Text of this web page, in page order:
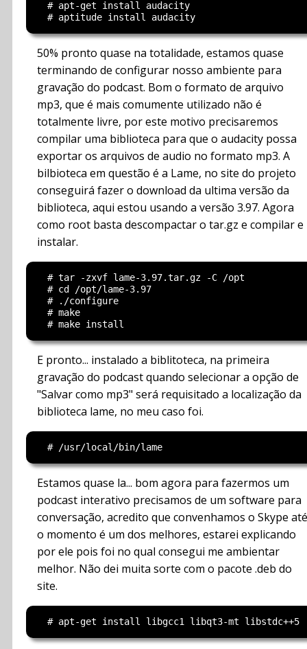
  # apt-get install audacity
50% pronto quase na totalidade, estamos quase
terminando de configurar nosso ambiente para
gravação do podcast. Bom o formato de arquivo
mp3, que é mais comumente utilizado não é
totalmente livre, por este motivo precisaremos
compilar uma biblioteca para que o audacity possa
exportar os arquivos de audio no formato mp3. A
bilbioteca em questão é a Lame, no site do projeto
conseguirá fazer o download da ultima versão da
biblioteca, aqui estou usando a versão 3.97. Agora
como root basta descompactar o tar.gz e compilar e
instalar.
  # tar -zxvf lame-3.97.tar.gz -C /opt
  # cd /opt/lame-3.97
  # ./configure
  # make
E pronto... instalado a biblitoteca, na primeira
gravação do podcast quando selecionar a opção de
"Salvar como mp3" será requisitado a localização da
biblioteca lame, no meu caso foi.
Estamos quase la... bom agora para fazermos um
podcast interativo precisamos de um software para
conversação, acredito que convenhamos o Skype até
o momento é um dos melhores, estarei explicando
por ele pois foi no qual consegui me ambientar
melhor. Não dei muita sorte com o pacote .deb do
site.